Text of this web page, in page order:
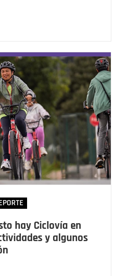
hay Ciclovía en
y algunos